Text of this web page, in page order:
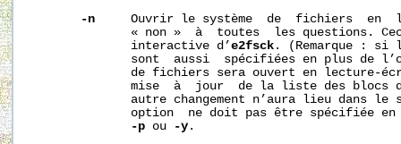
-n
Ouvrir le système  de  fichiers  en
« non »  à  toutes  les questions.
              interactive d’
e2fsck . (Remarque : si
sont  aussi  spécifiées en plus de
de fichiers sera ouvert en lecture-
mise  à  jour  de la liste des blocs
autre changement n’aura lieu dans le
option  ne doit pas être spécifiée
-p ou -y .